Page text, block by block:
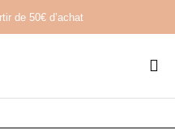
de 50€ d’achat
